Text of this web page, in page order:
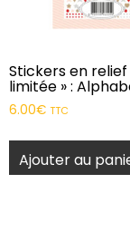
Stickers en relief
limitée » :
6.00€ TTC
Ajouter au